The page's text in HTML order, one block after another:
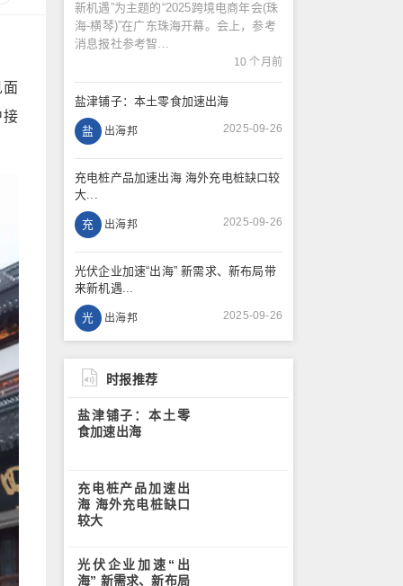
新机遇”为主题的“2025跨境电商年会(珠
海-横琴)”在广东珠海开幕。会上，参考
消息报社参考智...
10 个月前
盐津铺子：本土零食加速出海
盐 出海邦 2025-09-26
充电桩产品加速出海 海外充电桩缺口较
大...
充 出海邦 2025-09-26
光伏企业加速“出海” 新需求、新布局带
来新机遇...
光 出海邦 2025-09-26
时报推荐
盐津铺子：本土零
食加速出海
充电桩产品加速出
海 海外充电桩缺口
较大
光伏企业加速“出
海” 新需求、新布局